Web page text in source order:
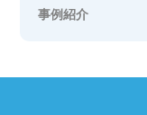
事例紹介